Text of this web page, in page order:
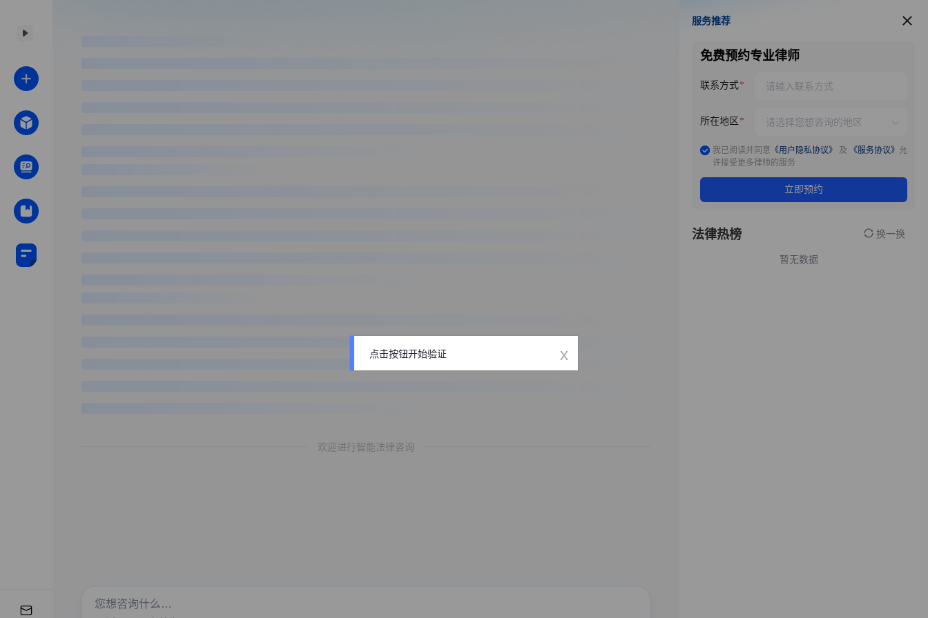
欢迎进行智能法律咨询
服务推荐
服务推荐
免费预约专业律师
联系方式
所在地区
我已阅读并同意 《用户隐私协议》 及 《服务协议》 允
许接受更多律师的服务
立即预约
法律热榜 换一换
暂无数据
点击按钮开始验证 x